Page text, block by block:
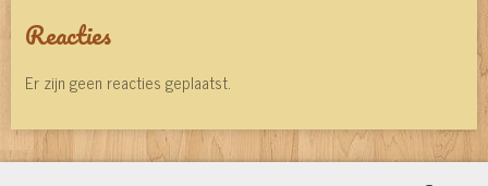
Reacties
Er zijn geen reacties geplaatst.